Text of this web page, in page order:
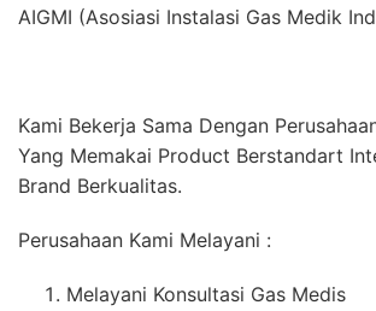
AIGMI (Asosiasi Instalasi Gas Medik
Kami Bekerja Sama Dengan
Yang Memakai Product Berstandart
Brand Berkualitas.
Perusahaan Kami Melayani :
Melayani Konsultasi Gas Medis